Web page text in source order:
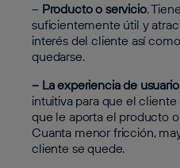
– Producto o servicio.
suficientemente útil y
interés del cliente así
quedarse.
– La experiencia de usuario
intuitiva para que el
que le aporta el producto
Cuanta menor fricción,
cliente se quede.